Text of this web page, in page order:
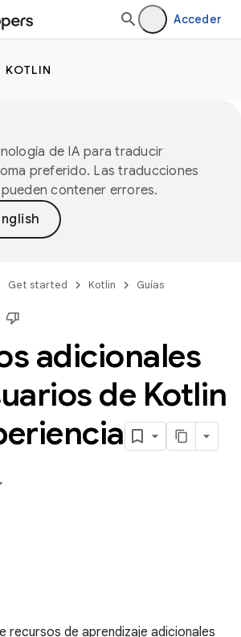
Acceder
KOTLIN
de IA para traducir
preferido. Las traducciones
contener errores.
Get started Kotlin Guías
adicionales
de Kotlin
recursos de aprendizaje adicionales